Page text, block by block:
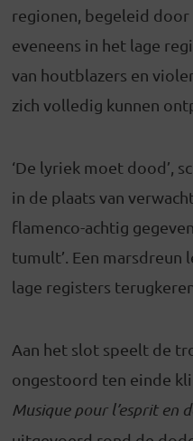
regionen, begeleid
eveneens in het lage
van houtblazers en
zich volledig kunnen
‘De lyriek moet dood’,
in de plaats van
flamenco-achtig
tumult’. Een
lage registers
Aan het slot speelt de
ongestoord ten einde
Musique pour l’esprit en